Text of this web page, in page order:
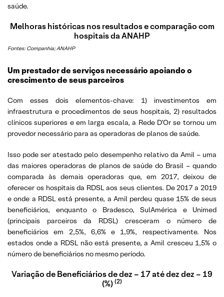
saúde.
Melhoras históricas nos resultados e comparação com
hospitais da ANAHP
Fontes: Companhia; ANAHP
Um prestador de serviços necessário apoiando o
crescimento de seus parceiros
Com esses dois elementos-chave: 1) investimentos em
infraestrutura e procedimentos de seus hospitais, 2) resultados
clínicos superiores e em larga escala, a Rede D’Or se tornou um
provedor necessário para as operadoras de planos de saúde.
Isso pode ser atestado pelo desempenho relativo da Amil – uma
das maiores operadoras de planos de saúde do Brasil – quando
comparada às demais operadoras que, em 2017, deixou de
oferecer os hospitais da RDSL aos seus clientes. De 2017 a 2019
e onde a RDSL está presente, a Amil perdeu quase 15% de seus
beneficiários, enquanto o Bradesco, SulAmérica e Unimed
(principais parceiros da RDSL) cresceram o número de
beneficiários em 2,5%, 6,6% e 1,9%, respectivamente. Nos
estados onde a RDSL não está presente, a Amil cresceu 1,5% o
número de beneficiários no mesmo período.
Variação de Beneficiários de dez – 17 até dez dez – 19
(%) (2)